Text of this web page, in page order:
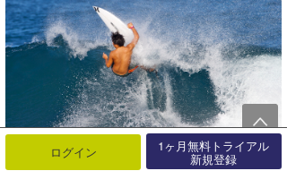
ログイン 1ヶ月無料トライアル
新規登録